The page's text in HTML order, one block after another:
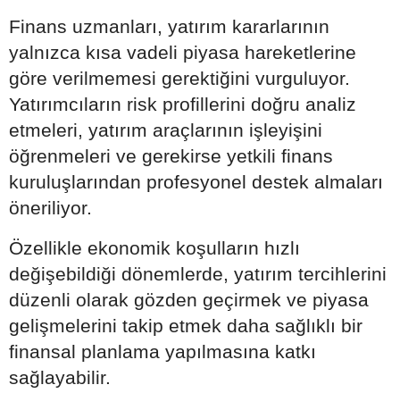
Finans uzmanları, yatırım kararlarının
yalnızca kısa vadeli piyasa hareketlerine
göre verilmemesi gerektiğini vurguluyor.
Yatırımcıların risk profillerini doğru analiz
etmeleri, yatırım araçlarının işleyişini
öğrenmeleri ve gerekirse yetkili finans
kuruluşlarından profesyonel destek almaları
öneriliyor.
Özellikle ekonomik koşulların hızlı
değişebildiği dönemlerde, yatırım tercihlerini
düzenli olarak gözden geçirmek ve piyasa
gelişmelerini takip etmek daha sağlıklı bir
finansal planlama yapılmasına katkı
sağlayabilir.